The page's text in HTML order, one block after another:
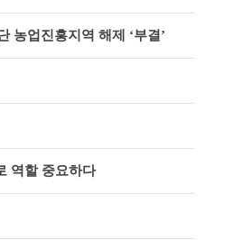
농업진흥지역 해제 ‘부결’
역할 중요하다